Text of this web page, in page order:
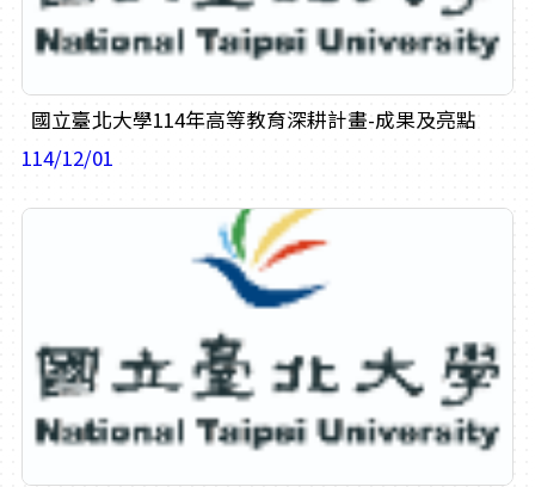
國立臺北大學114年高等教育深耕計畫-成果及亮點
114/12/01